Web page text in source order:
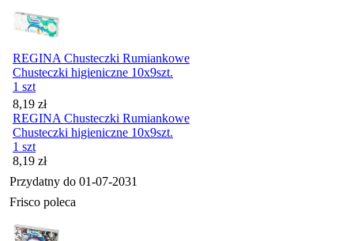
REGINA Chusteczki Rumiankowe
Chusteczki higieniczne 10x9szt.
1 szt
Cena
8,19 zł
REGINA Chusteczki Rumiankowe
Chusteczki higieniczne 10x9szt.
1 szt
Cena
8,19 zł
Przydatny do 01-07-2031
Frisco poleca